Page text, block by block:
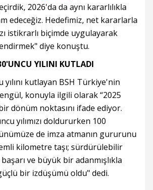
2026'da da aynı kararlılıkla
edeceğiz. Hedefimiz, net kararlarla
istikrarlı biçimde uygulayarak
diye konuştu.
YILINI KUTLADI
yılını kutlayan BSH Türkiye'nin
konuyla ilgili olarak “2025
dönüm noktasını ifade ediyor.
yılımızı doldururken 100
de imza atmanın gururunu
kilometre taşı; sürdürülebilir
ve büyük bir adanmışlıkla
bir izdüşümü oldu" dedi.